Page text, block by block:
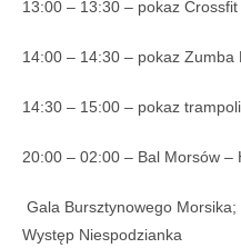
13:00 – 13:30 – pokaz Crossfit
14:00 – 14:30 – pokaz Zumba
14:30 – 15:00 – pokaz
20:00 – 02:00 – Bal Morsów –
Gala Bursztynowego
Występ Niespodzianka